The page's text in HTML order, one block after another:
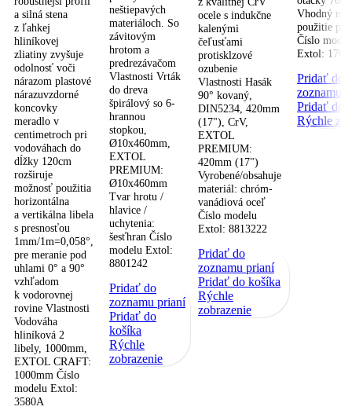
a silná stena
z ľahkej
hliníkovej
zliatiny zvyšuje
odolnosť voči
nárazom plastové
nárazuvzdorné
koncovky
meradlo v
centimetroch pri
vodováhach do
dĺžky 120cm
rozširuje
možnosť použitia
horizontálna
a vertikálna libela
s presnosťou
1mm/1m=0,058°,
pre meranie pod
uhlami 0° a 90°
vzhľadom
k vodorovnej
rovine Vlastnosti
Vodováha
hliníková 2
libely, 1000mm,
EXTOL CRAFT:
1000mm Číslo
modelu Extol:
3580A
neštiepavých
materiáloch. So
závitovým
hrotom a
predrezávačom
Vlastnosti Vrták
do dreva
špirálový so 6-
hrannou
stopkou,
Ø10x460mm,
EXTOL
PREMIUM:
Ø10x460mm
Tvar hrotu /
hlavice /
uchytenia:
šesťhran Číslo
modelu Extol:
8801242
Pridať do
zoznamu prianí
Pridať do
košíka
Rýchle
zobrazenie
ocele s indukčne
kalenými
čeľusťami
protisklzové
ozubenie
Vlastnosti Hasák
90° kovaný,
DIN5234, 420mm
(17"), CrV,
EXTOL
PREMIUM:
420mm (17")
Vyrobené/obsahuje
materiál: chróm-
vanádiová oceľ
Číslo modelu
Extol: 8813222
Pridať do
zoznamu prianí
Pridať do košíka
Rýchle
zobrazenie
Vhodný na
použitie
Číslo
Extol:
Pridať do
zoznamu
Pridať do
Rýchle